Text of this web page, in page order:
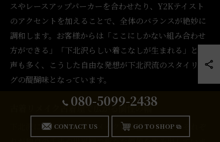
スやレースアップパーカーを合わせたり、Y2Kテイスト
のアクセントを加えることで、全体のバランスが絶妙に
調和します。お客様からは「ここにしかない組み合わせ
方ができる」「下北沢らしい着こなしが生まれる」との
声も多く、こうした自由な発想が下北沢流のスタイリン
グの醍醐味となっています。
古着リメイク古着屋で広がる個性の幅
下北沢には多様な古着リメイク古着屋が存在し、それぞ
080-5099-2438
CONTACT US GO TO SHOP